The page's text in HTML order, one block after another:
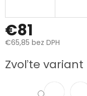
€81
€65,85 bez DPH
cena:
Zvoľte variant